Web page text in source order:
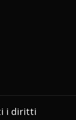
i diritti